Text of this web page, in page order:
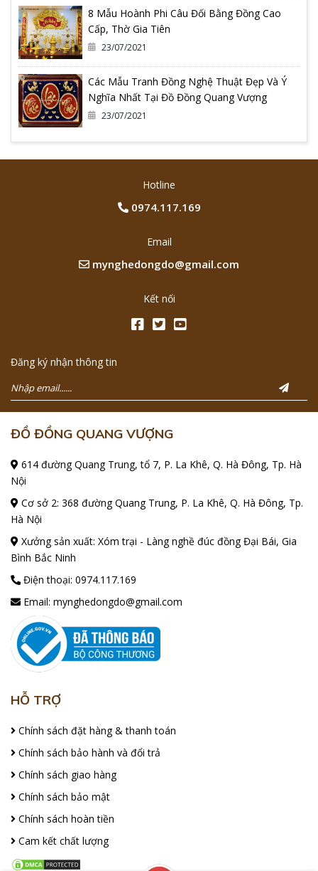
8 Mẫu Hoành Phi Câu Đối Bằng Đồng Cao
Cấp, Thờ Gia Tiên
23/07/2021
Các Mẫu Tranh Đồng Nghệ Thuật Đẹp Và Ý
Nghĩa Nhất Tại Đồ Đồng Quang Vượng
23/07/2021
Hotline
0974.117.169
Email
mynghedongdo@gmail.com
Kết nối
Đăng ký nhận thông tin
ĐỒ ĐỒNG QUANG VƯỢNG
614 đường Quang Trung, tổ 7, P. La Khê, Q. Hà Đông, Tp. Hà
Nội
Cơ sở 2: 368 đường Quang Trung, P. La Khê, Q. Hà Đông, Tp.
Hà Nội
Xưởng sản xuất: Xóm trại - Làng nghề đúc đồng Đại Bái, Gia
Bình Bắc Ninh
Điện thoại: 0974.117.169
Email: mynghedongdo@gmail.com
HỖ TRỢ
Chính sách đặt hàng & thanh toán
Chính sách bảo hành và đổi trả
Chính sách giao hàng
Chính sách bảo mật
Chính sách hoàn tiền
Cam kết chất lượng